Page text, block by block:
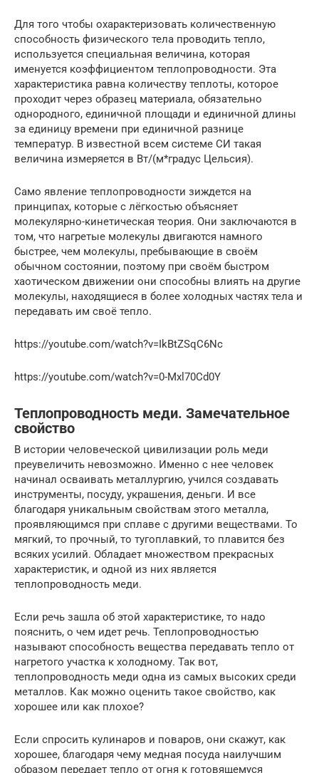
Для того чтобы охарактеризовать количественную
способность физического тела проводить тепло,
используется специальная величина, которая
именуется коэффициентом теплопроводности. Эта
характеристика равна количеству теплоты, которое
проходит через образец материала, обязательно
однородного, единичной площади и единичной длины
за единицу времени при единичной разнице
температур. В известной всем системе СИ такая
величина измеряется в Вт/(м*градус Цельсия).
Само явление теплопроводности зиждется на
принципах, которые с лёгкостью объясняет
молекулярно-кинетическая теория. Они заключаются в
том, что нагретые молекулы двигаются намного
быстрее, чем молекулы, пребывающие в своём
обычном состоянии, поэтому при своём быстром
хаотическом движении они способны влиять на другие
молекулы, находящиеся в более холодных частях тела и
передавать им своё тепло.
https://youtube.com/watch?v=IkBtZSqC6Nc
https://youtube.com/watch?v=0-Mxl70Cd0Y
Теплопроводность меди. Замечательное
свойство
В истории человеческой цивилизации роль меди
преувеличить невозможно. Именно с нее человек
начинал осваивать металлургию, учился создавать
инструменты, посуду, украшения, деньги. И все
благодаря уникальным свойствам этого металла,
проявляющимся при сплаве с другими веществами. То
мягкий, то прочный, то тугоплавкий, то плавится без
всяких усилий. Обладает множеством прекрасных
характеристик, и одной из них является
теплопроводность меди.
Если речь зашла об этой характеристике, то надо
пояснить, о чем идет речь. Теплопроводностью
называют способность вещества передавать тепло от
нагретого участка к холодному. Так вот,
теплопроводность меди одна из самых высоких среди
металлов. Как можно оценить такое свойство, как
хорошее или как плохое?
Если спросить кулинаров и поваров, они скажут, как
хорошее, благодаря чему медная посуда наилучшим
образом передает тепло от огня к готовящемуся